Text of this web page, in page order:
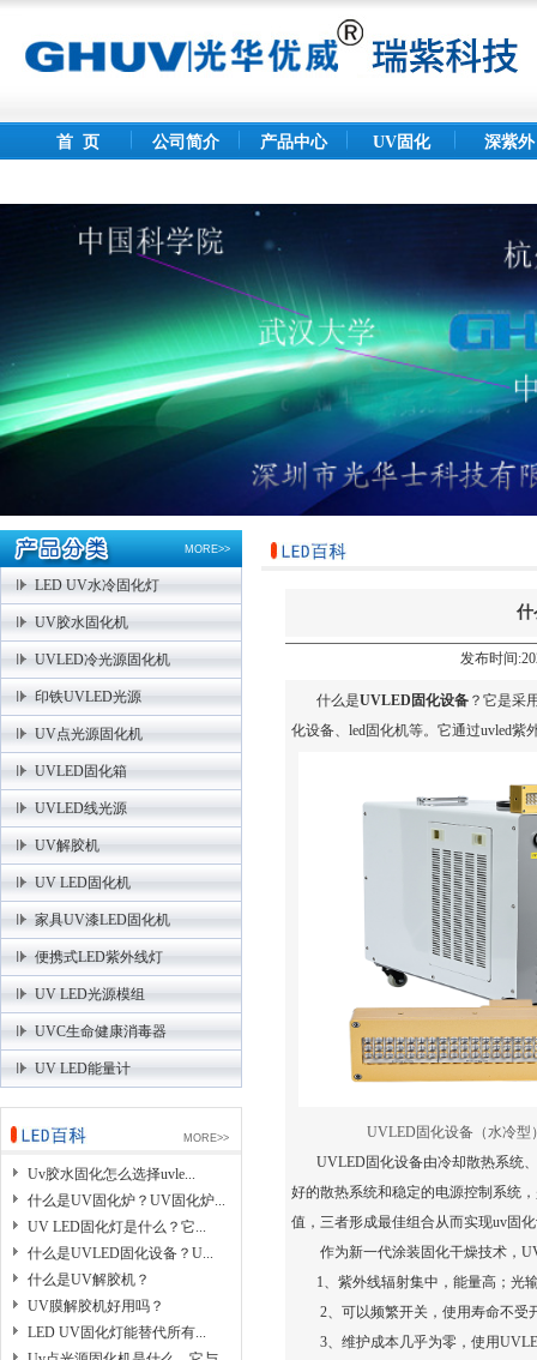
首 页 公司简介 产品中心 UV固化 深紫外
MORE>>
LED UV水冷固化灯
UV胶水固化机
UVLED冷光源固化机
印铁UVLED光源
UV点光源固化机
UVLED固化箱
UVLED线光源
UV解胶机
UV LED固化机
家具UV漆LED固化机
便携式LED紫外线灯
UV LED光源模组
UVC生命健康消毒器
UV LED能量计
MORE>>
Uv胶水固化怎么选择uvle...
什么是UV固化炉？UV固化炉...
UV LED固化灯是什么？它...
什么是UVLED固化设备？U...
什么是UV解胶机？
UV膜解胶机好用吗？
LED UV固化灯能替代所有...
什
发布时间
什么是UVLED固化设备 ？它是采
化设备、led固化机等。它通过uvled
UVLED固化设备
UVLED固化设备由冷却散热系统、
好的散热系统和稳定的电源控制系统
值，三者形成最佳组合从而实现uv固
作为新一代涂装固化干燥技术，
1、紫外线辐射集中，能量高；光
2、可以频繁开关，使用寿命不
3、维护成本几乎为零，使用